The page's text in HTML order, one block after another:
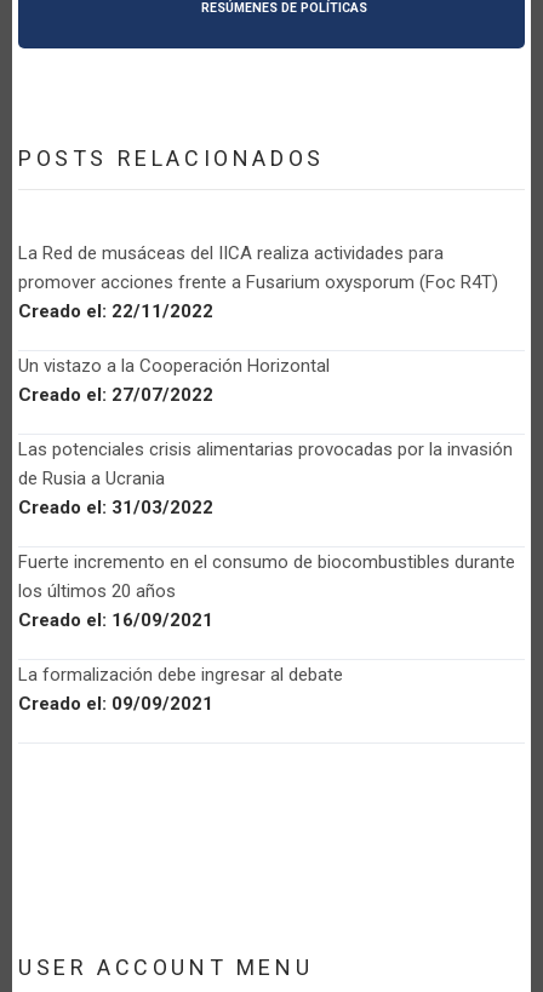
RESÚMENES DE POLÍTICAS
POSTS RELACIONADOS
La Red de musáceas del IICA realiza actividades para
promover acciones frente a Fusarium oxysporum (Foc R4T)
Creado el: 22/11/2022
Un vistazo a la Cooperación Horizontal
Creado el: 27/07/2022
Las potenciales crisis alimentarias provocadas por la invasión
de Rusia a Ucrania
Creado el: 31/03/2022
Fuerte incremento en el consumo de biocombustibles durante
los últimos 20 años
Creado el: 16/09/2021
La formalización debe ingresar al debate
Creado el: 09/09/2021
USER ACCOUNT MENU